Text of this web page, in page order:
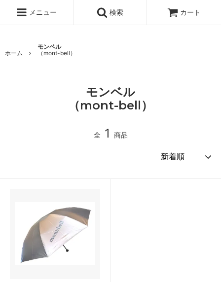
メニュー 検索 カート
ホーム
モンベル
（mont-bell）
モンベル
（mont-bell）
全 1 商品